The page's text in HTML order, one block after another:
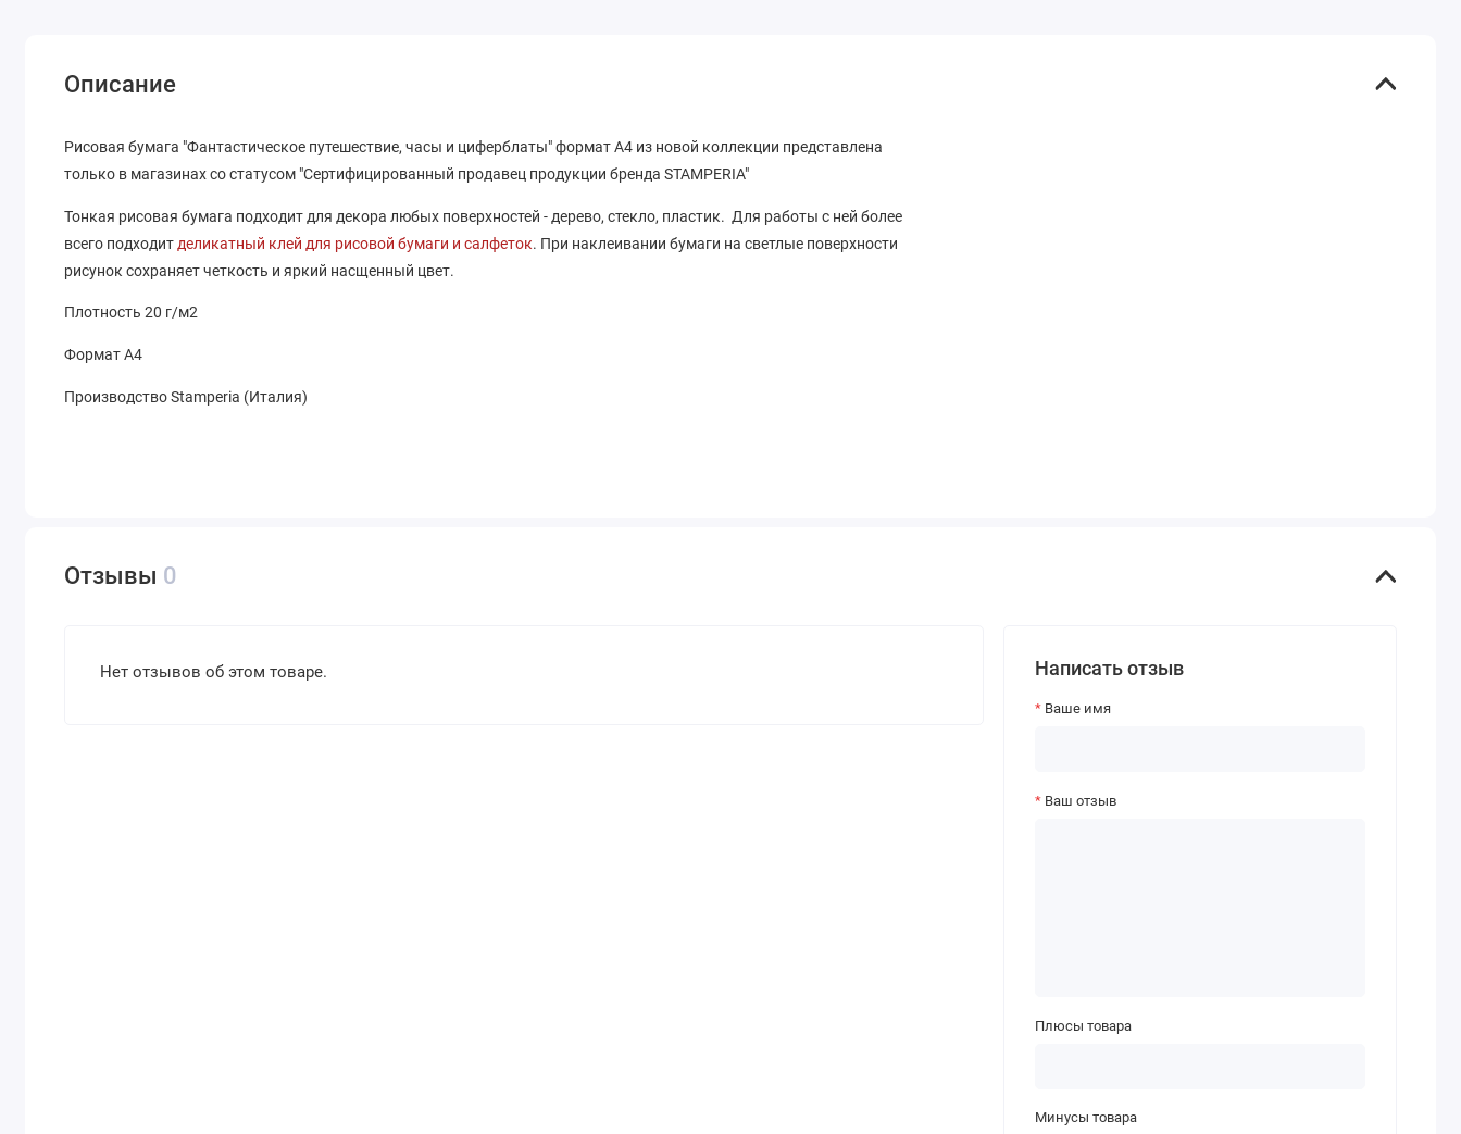
Описание
Рисовая бумага "Фантастическое путешествие, часы и циферблаты" формат А4 из новой коллекции представлена
только в магазинах со статусом "Сертифицированный продавец продукции бренда STAMPERIA"
Тонкая рисовая бумага подходит для декора любых поверхностей - дерево, стекло, пластик. Для работы с ней более
всего подходит деликатный клей для рисовой бумаги и салфеток. При наклеивании бумаги на светлые поверхности
рисунок сохраняет четкость и яркий насщенный цвет.
Плотность 20 г/м2
Формат А4
Производство Stamperia (Италия)
Отзывы 0
Нет отзывов об этом товаре. Написать отзыв
Ваше имя
Ваш отзыв
Плюсы товара
Минусы товара